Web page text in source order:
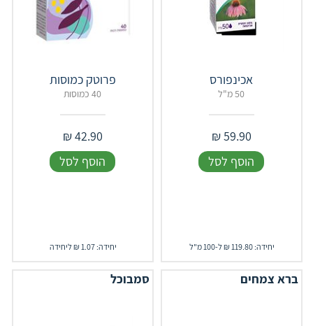
אכינפורס
50 מ"ל
59.90
₪
הוסף לסל
יחידה: 119.80 ₪ ל-100 מ"ל
פרוטק כמוסות
40 כמוסות
42.90
₪
הוסף לסל
יחידה: 1.07 ₪ ליחידה
ברא צמחים סמבוכל